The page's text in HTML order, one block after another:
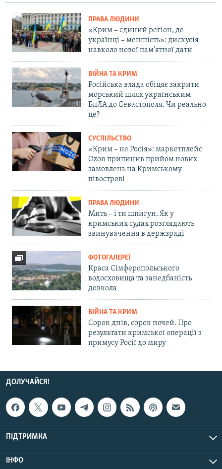
ПРАВА ЛЮДИНИ
«Крим – єдиний регіон, де
українці – меншість»: дискусія
навколо нової пам'ятної дати
ВІЙНА ТА КРИМ
Російська влада обіцяє закрити
морський шлях українським
БпЛА до Севастополя. Чи реально
це?
СУСПІЛЬСТВО
«Крим – не Росія»: маркетплейс
Ozon припинив прийом нових
замовлень на Кримському
півострові
ПРАВА ЛЮДИНИ
Мить – і ти шпигун. Як у
кримських судах розглядають
звинувачення в держзраді
ФОТОГАЛЕРЕЇ
Краса Сімферопольського
водосховища та занедбаність
довкола
ВІЙНА ТА КРИМ
Сорок днів, сорок ночей. Про
результати кримської операції з
примусу Росії до миру
ДОЛУЧАЙСЯ!
ПІДТРИМКА
ІНФО